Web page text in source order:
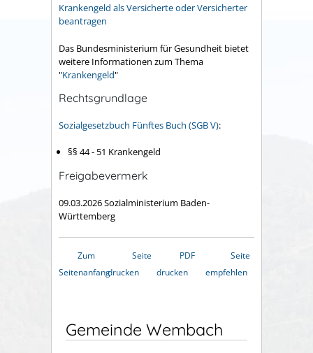
Krankengeld als Versicherte oder Versicherter
beantragen
Das Bundesministerium für Gesundheit bietet
weitere Informationen zum Thema
"Krankengeld"
Rechtsgrundlage
Sozialgesetzbuch Fünftes Buch (SGB V):
§§ 44 - 51 Krankengeld
Freigabevermerk
09.03.2026 Sozialministerium Baden-
Württemberg
Zum
Seitenanfang
Seite
drucken
PDF
drucken
Seite
empfehlen
Gemeinde Wembach